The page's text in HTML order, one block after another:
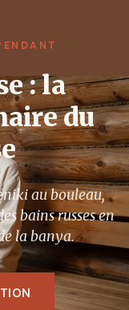
: la
du
au bouleau,
bains russes en
la banya.